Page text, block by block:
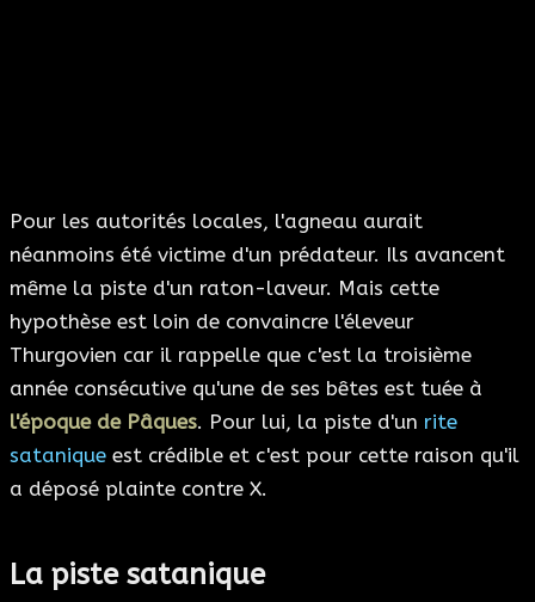
Pour les autorités locales, l'agneau aurait
néanmoins été victime d'un prédateur. Ils avancent
même la piste d'un raton-laveur. Mais cette
hypothèse est loin de convaincre l'éleveur
Thurgovien car il rappelle que c'est la troisième
année consécutive qu'une de ses bêtes est tuée à
l'époque de Pâques. Pour lui, la piste d'un rite
satanique est crédible et c'est pour cette raison qu'il
a déposé plainte contre X.
La piste satanique